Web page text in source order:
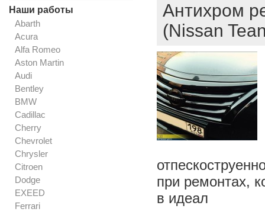
Наши работы
Abarth
Acura
Alfa Romeo
Aston Martin
Audi
Bentley
BMW
Cadillac
Cherry
Chevrolet
Chrysler
Citroen
Dodge
EXEED
Ferrari
Антихром
(Nissan
при ремонтах,
в идеал